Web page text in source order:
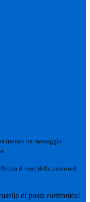
inviato un messaggio
il reset della password
di posta elettronica!